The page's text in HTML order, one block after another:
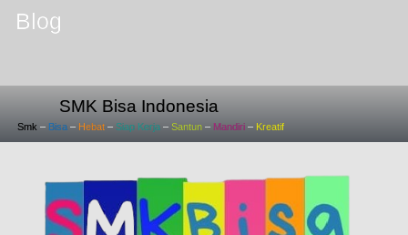
Blog
SMK Bisa Indonesia
Smk – Bisa – Hebat – Siap Kerja – Santun – Mandiri – Kreatif